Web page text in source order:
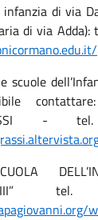
infanzia di via
di via
scuole
contattare:
- tel.
tel.